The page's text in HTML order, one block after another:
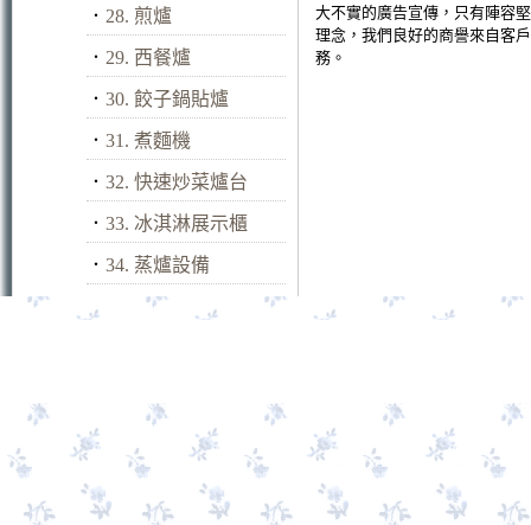
． 28. 煎爐
． 29. 西餐爐
． 30. 餃子鍋貼爐
． 31. 煮麵機
． 32. 快速炒菜爐台
． 33. 冰淇淋展示櫃
． 34. 蒸爐設備
大不實的廣告宣傳，只有陣容
理念，我們良好的商譽來自客
務。